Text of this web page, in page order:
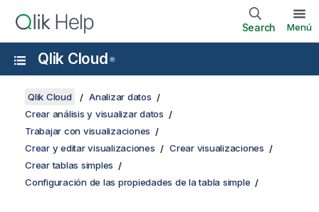
Search Menú
Qlik Cloud ®
Qlik Cloud
Analizar datos
Crear análisis y visualizar datos
Trabajar con visualizaciones
Crear y editar visualizaciones
Crear visualizaciones
Crear tablas simples
Configuración de las propiedades de la tabla simple